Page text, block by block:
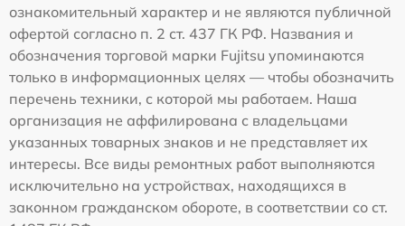
ознакомительный характер и не являются публичной
офертой согласно п. 2 ст. 437 ГК РФ. Названия и
обозначения торговой марки Fujitsu упоминаются
только в информационных целях — чтобы обозначить
перечень техники, с которой мы работаем. Наша
организация не аффилирована с владельцами
указанных товарных знаков и не представляет их
интересы. Все виды ремонтных работ выполняются
исключительно на устройствах, находящихся в
законном гражданском обороте, в соответствии со ст.